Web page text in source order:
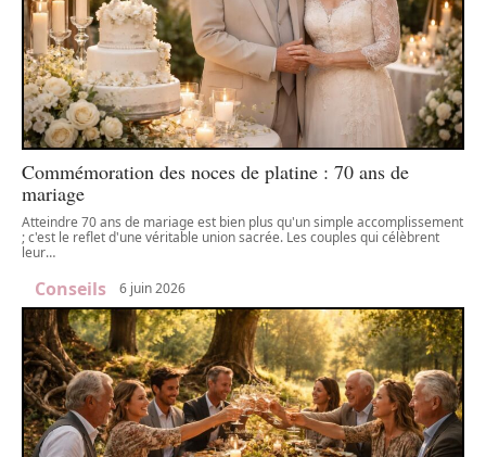
Commémoration des noces de platine : 70 ans de
mariage
Atteindre 70 ans de mariage est bien plus qu'un simple accomplissement
; c'est le reflet d'une véritable union sacrée. Les couples qui célèbrent
leur…
Conseils 6 juin 2026